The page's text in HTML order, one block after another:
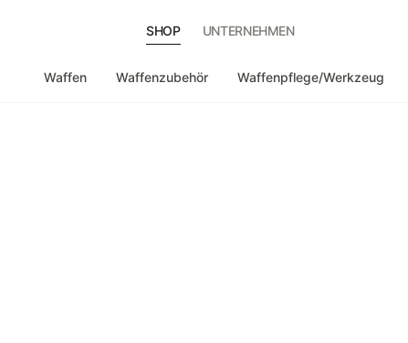
SHOP UNTERNEHMEN
Waffen Waffenzubehör Waffenpflege/Werkzeug